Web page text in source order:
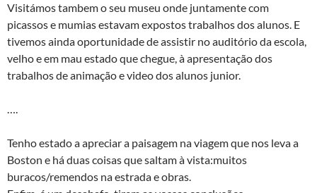
Visitámos tambem o seu museu onde juntamente com
picassos e mumias estavam expostos trabalhos dos alunos. E
tivemos ainda oportunidade de assistir no auditório da escola,
velho e em mau estado que chegue, à apresentação dos
trabalhos de animação e video dos alunos junior.
….
Tenho estado a apreciar a paisagem na viagem que nos leva a
Boston e há duas coisas que saltam à vista:muitos
buracos/remendos na estrada e obras.